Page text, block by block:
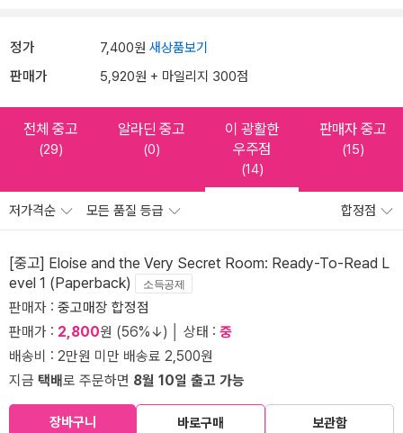
정가 7,400원 새상품보기
판매가 5,920원 + 마일리지 300점
전체 중고
(29)
알라딘 중고
(0)
이 광활한
우주점
(14)
판매자 중고
(15)
저가격순 모든 품질 등급 합정점
[중고] Eloise and the Very Secret Room: Ready-To-Read L
evel 1 (Paperback)
소득공제
판매자 : 중고매장 합정점
판매가 : 2,800원 (56%↓) │ 상태 : 중
배송비 : 2만원 미만 배송료 2,500원
지금 택배로 주문하면 8월 10일 출고 가능
장바구니 바로구매 보관함